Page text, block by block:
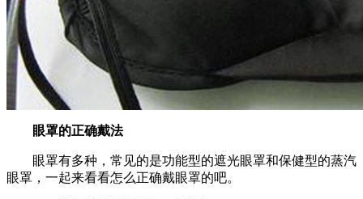
眼罩的正确戴法
眼罩有多种，常见的是功能型的遮光眼罩和保健型的蒸汽
眼罩，一起来看看怎么正确戴眼罩的吧。